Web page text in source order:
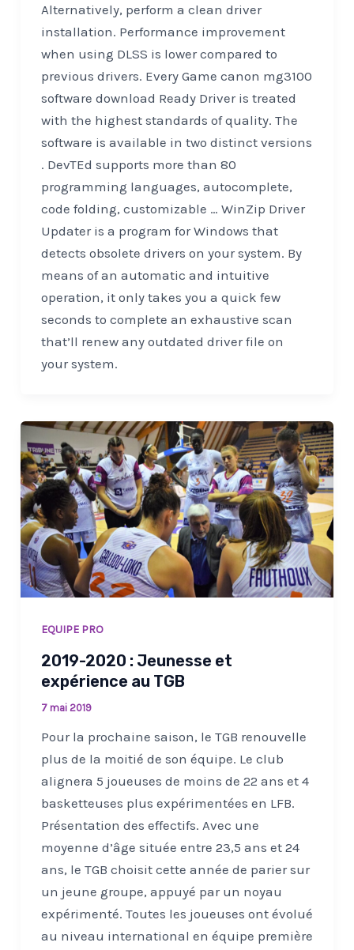
Alternatively, perform a clean driver
installation. Performance improvement
when using DLSS is lower compared to
previous drivers. Every Game canon mg3100
software download Ready Driver is treated
with the highest standards of quality. The
software is available in two distinct versions
. DevTEd supports more than 80
programming languages, autocomplete,
code folding, customizable … WinZip Driver
Updater is a program for Windows that
detects obsolete drivers on your system. By
means of an automatic and intuitive
operation, it only takes you a quick few
seconds to complete an exhaustive scan
that’ll renew any outdated driver file on
your system.
EQUIPE PRO
2019-2020 : Jeunesse et
expérience au TGB
7 mai 2019
Pour la prochaine saison, le TGB renouvelle
plus de la moitié de son équipe. Le club
alignera 5 joueuses de moins de 22 ans et 4
basketteuses plus expérimentées en LFB.
Présentation des effectifs. Avec une
moyenne d’âge située entre 23,5 ans et 24
ans, le TGB choisit cette année de parier sur
un jeune groupe, appuyé par un noyau
expérimenté. Toutes les joueuses ont évolué
au niveau international en équipe première